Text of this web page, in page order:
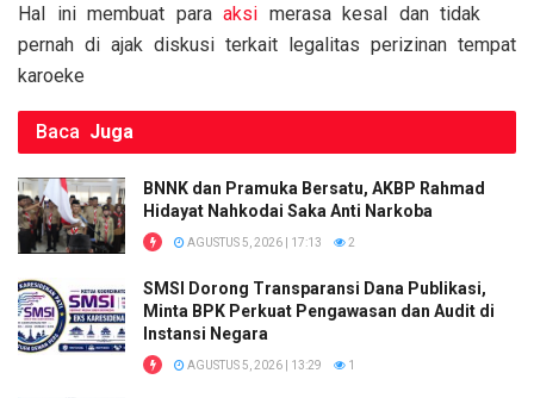
o
k
p
p
k
Hal ini membuat para aksi merasa kesal dan tidak
pernah di ajak diskusi terkait legalitas perizinan tempat
karoeke
Baca Juga
BNNK dan Pramuka Bersatu, AKBP Rahmad
Hidayat Nahkodai Saka Anti Narkoba
AGUSTUS 5, 2026 | 17:13 2
SMSI Dorong Transparansi Dana Publikasi,
Minta BPK Perkuat Pengawasan dan Audit di
Instansi Negara
AGUSTUS 5, 2026 | 13:29 1